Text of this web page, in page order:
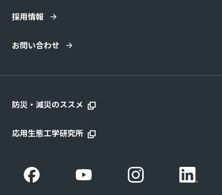
採用情報
お問い合わせ
防災・減災のススメ
応用生態工学研究所